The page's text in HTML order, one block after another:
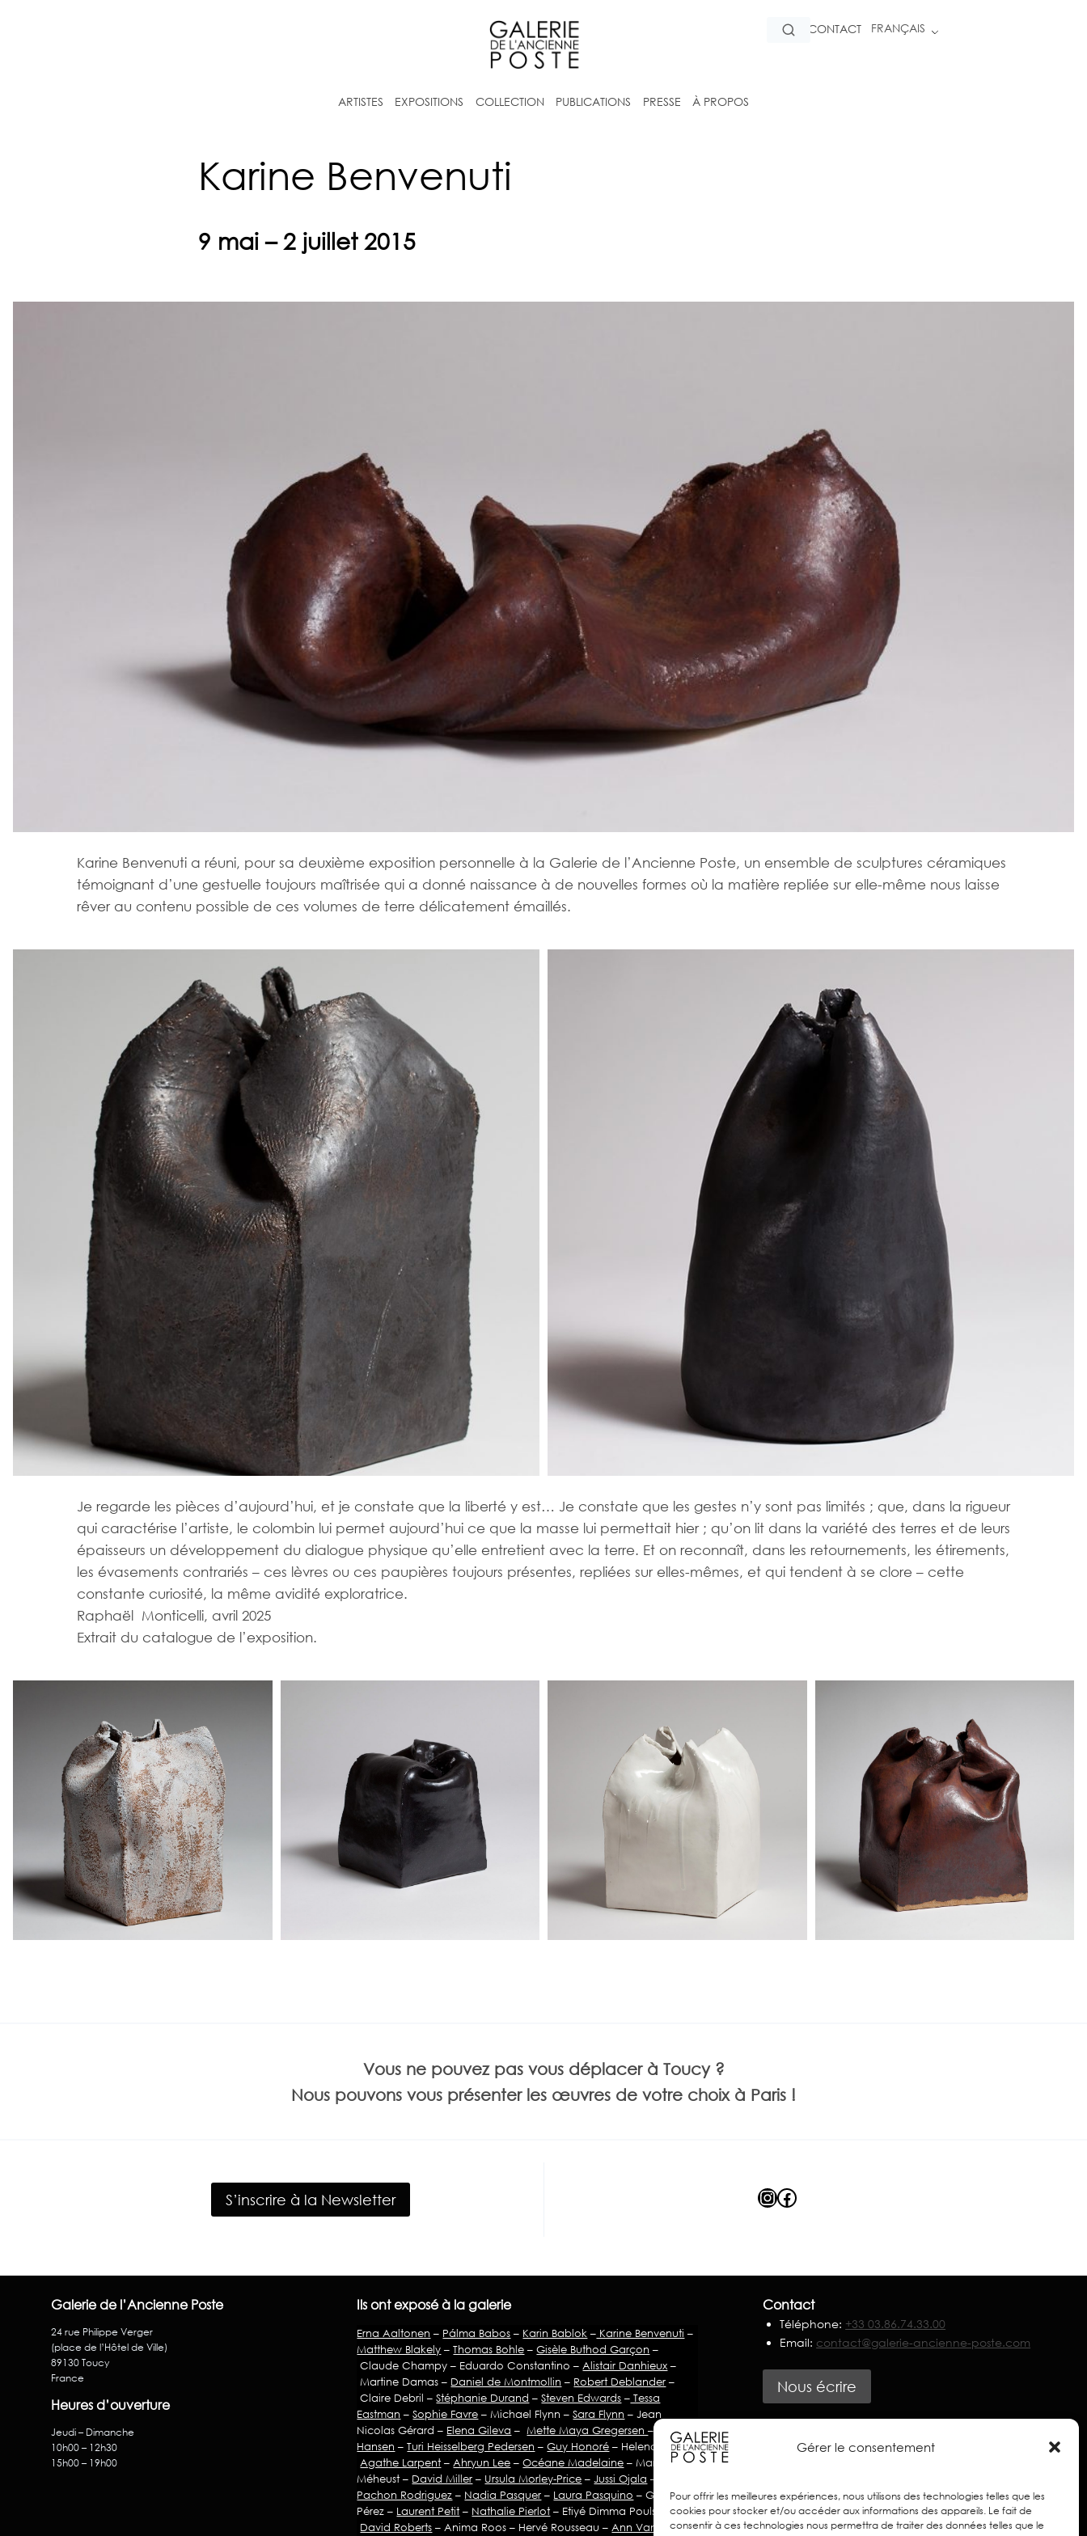
Gérer le consentement
Pour offrir les meilleures expériences, nous utilisons des technologies telles que les
cookies pour stocker et/ou accéder aux informations des appareils. Le fait de
consentir à ces technologies nous permettra de traiter des données telles que le
CONTACT FRANÇAIS
ARTISTES EXPOSITIONS COLLECTION PUBLICATIONS PRESSE À PROPOS
Karine Benvenuti
9 mai – 2 juillet 2015
Karine Benvenuti a réuni, pour sa deuxième exposition personnelle à la Galerie de l’Ancienne Poste, un ensemble de sculptures céramiques
témoignant d’une gestuelle toujours maîtrisée qui a donné naissance à de nouvelles formes où la matière repliée sur elle-même nous laisse
rêver au contenu possible de ces volumes de terre délicatement émaillés.
Je regarde les pièces d’aujourd’hui, et je constate que la liberté y est… Je constate que les gestes n’y sont pas limités ; que, dans la rigueur
qui caractérise l’artiste, le colombin lui permet aujourd’hui ce que la masse lui permettait hier ; qu’on lit dans la variété des terres et de leurs
épaisseurs un développement du dialogue physique qu’elle entretient avec la terre. Et on reconnaît, dans les retournements, les étirements,
les évasements contrariés – ces lèvres ou ces paupières toujours présentes, repliées sur elles-mêmes, et qui tendent à se clore – cette
constante curiosité, la même avidité exploratrice.
Raphaël Monticelli, avril 2025
Extrait du catalogue de l’exposition.
Vous ne pouvez pas vous déplacer à Toucy ?
Nous pouvons vous présenter les œuvres de votre choix à Paris !
S’inscrire à la Newsletter Instagram
Facebook
Galerie de l’Ancienne Poste
24 rue Philippe Verger
(place de l’Hôtel de Ville)
89130 Toucy
France
Heures d’ouverture
Jeudi – Dimanche
10h00 – 12h30
15h00 – 19h00
Ils ont exposé à la galerie
Erna Aaltonen – Pálma Babos – Karin Bablok – Karine Benvenuti –
Matthew Blakely –Thomas Bohle –Gisèle Buthod Garçon –
Claude Champy – Eduardo Constantino – Alistair Danhieux –
Martine Damas – Daniel de Montmollin – Robert Deblander –
Claire Debril –Stéphanie Durand –Steven Edwards – Tessa
Eastman –Sophie Favre – Michael Flynn –Sara Flynn – Jean
Nicolas Gérard – Elena Gileva – Mette Maya Gregersen–
Bente
Hansen –Turi Heisselberg Pedersen –Guy Honoré – Helena Klug –
Agathe Larpent – Ahryun Lee –Océane Madelaine – Marie-Pierre
Méheust – David Miller – Ursula Morley-Price –Jussi Ojala –
Pachon Rodriguez – Nadia Pasquer – Laura Pasquino – Gustavo
Pérez – Laurent Petit – Nathalie Pierlot – Etiyé Dimma Poulsen –
David Roberts – Anima Roos – Hervé Rousseau – Ann Van Hoey–
Contact
Téléphone: +33 03.86.74.33.00
Email: contact@galerie-ancienne-poste.com
Nous écrire